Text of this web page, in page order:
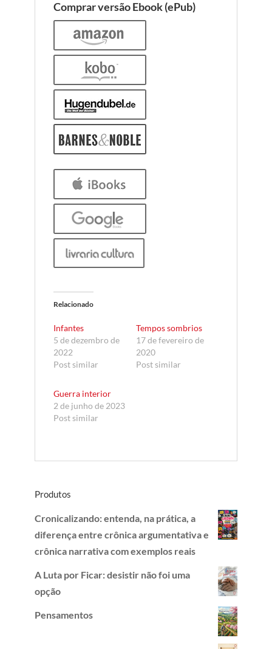
Comprar versão Ebook (ePub)
Relacionado
Infantes
5 de dezembro de
2022
Post similar
Tempos sombrios
17 de fevereiro de
2020
Post similar
Guerra interior
2 de junho de 2023
Post similar
Produtos
Cronicalizando: entenda, na prática, a
diferença entre crônica argumentativa e
crônica narrativa com exemplos reais
A Luta por Ficar: desistir não foi uma
opção
Pensamentos